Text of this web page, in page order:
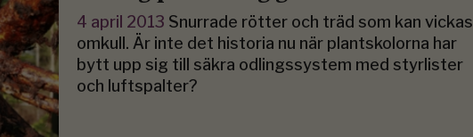
4 april 2013 Snurrade rötter och träd som kan vickas
omkull. Är inte det historia nu när plantskolorna har
bytt upp sig till säkra odlingssystem med styrlister
och luftspalter?